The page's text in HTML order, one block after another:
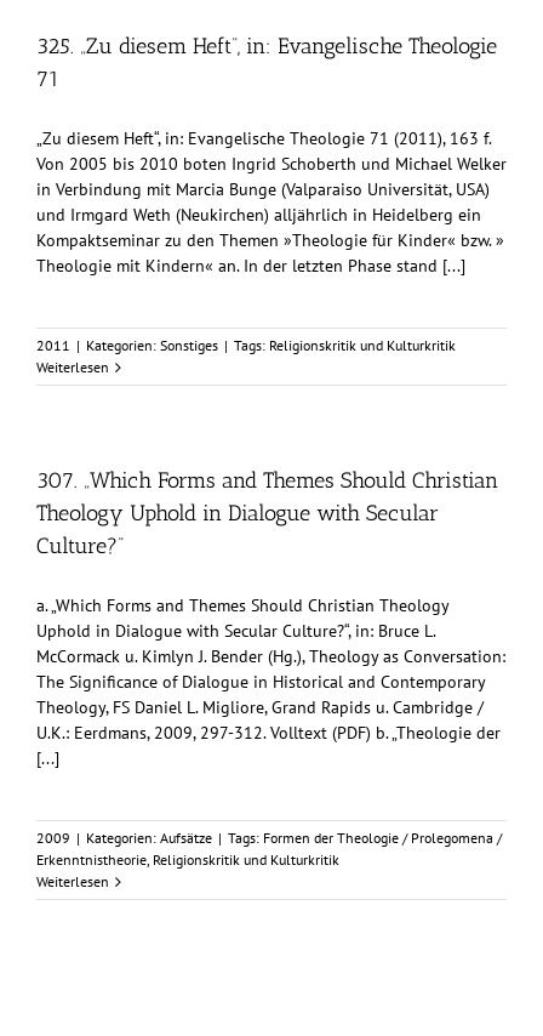
325. „Zu diesem Heft“, in: Evangelische Theologie
71
„Zu diesem Heft“, in: Evangelische Theologie 71 (2011), 163 f.
Von 2005 bis 2010 boten Ingrid Schoberth und Michael Welker
in Verbindung mit Marcia Bunge (Valparaiso Universität, USA)
und Irmgard Weth (Neukirchen) alljährlich in Heidelberg ein
Kompaktseminar zu den Themen »Theologie für Kinder« bzw. »
Theologie mit Kindern« an. In der letzten Phase stand [...]
2011 | Kategorien: Sonstiges | Tags: Religionskritik und Kulturkritik
Weiterlesen
307. „Which Forms and Themes Should Christian
Theology Uphold in Dialogue with Secular
Culture?“
a. „Which Forms and Themes Should Christian Theology
Uphold in Dialogue with Secular Culture?“, in: Bruce L.
McCormack u. Kimlyn J. Bender (Hg.), Theology as Conversation:
The Significance of Dialogue in Historical and Contemporary
Theology, FS Daniel L. Migliore, Grand Rapids u. Cambridge /
U.K.: Eerdmans, 2009, 297-312. Volltext (PDF) b. „Theologie der
[...]
2009 | Kategorien: Aufsätze | Tags: Formen der Theologie / Prolegomena /
Erkenntnistheorie, Religionskritik und Kulturkritik
Weiterlesen